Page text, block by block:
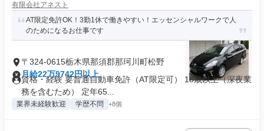
有限会社アネスト
AT限定免許OK！3勤1休で働きやすい！エッセンシャルワークで人
のためになるお仕事です
〒324-0615栃木県那須郡那珂川町松野
月給22万9742円以上
資格・経験 要普通自動車免許（AT限定可） 18歳以上（深夜業
務を含むため） 定年65...
業界未経験歓迎 学歴不問 +8個